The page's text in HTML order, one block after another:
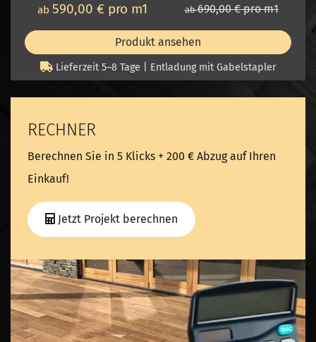
ab590,00 € pro m1 ab690,00 € pro m1
Produkt ansehen
Lieferzeit 5–8 Tage | Entladung mit Gabelstapler
RECHNER
Berechnen Sie in 5 Klicks + 200 € Abzug auf Ihren
Einkauf!
Jetzt Projekt berechnen